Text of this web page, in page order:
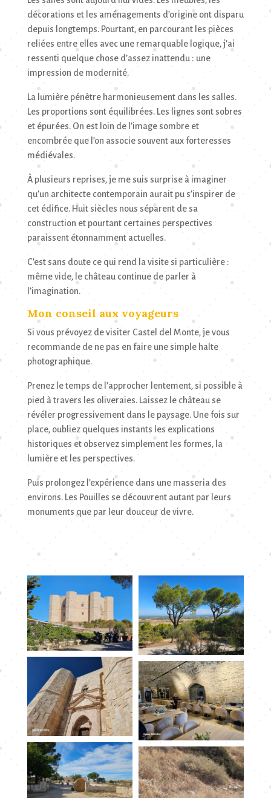
décorations et les aménagements d’origine ont disparu
depuis longtemps. Pourtant, en parcourant les pièces
reliées entre elles avec une remarquable logique, j’ai
ressenti quelque chose d’assez inattendu : une
impression de modernité.
La lumière pénètre harmonieusement dans les salles.
Les proportions sont équilibrées. Les lignes sont sobres
et épurées. On est loin de l’image sombre et
encombrée que l’on associe souvent aux forteresses
médiévales.
À plusieurs reprises, je me suis surprise à imaginer
qu’un architecte contemporain aurait pu s’inspirer de
cet édifice. Huit siècles nous séparent de sa
construction et pourtant certaines perspectives
paraissent étonnamment actuelles.
C’est sans doute ce qui rend la visite si particulière :
même vide, le château continue de parler à
l’imagination.
Mon conseil aux voyageurs
Si vous prévoyez de visiter Castel del Monte, je vous
recommande de ne pas en faire une simple halte
photographique.
Prenez le temps de l’approcher lentement, si possible à
pied à travers les oliveraies. Laissez le château se
révéler progressivement dans le paysage. Une fois sur
place, oubliez quelques instants les explications
historiques et observez simplement les formes, la
lumière et les perspectives.
Puis prolongez l’expérience dans une masseria des
environs. Les Pouilles se découvrent autant par leurs
monuments que par leur douceur de vivre.